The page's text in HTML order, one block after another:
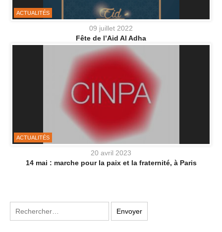
ACTUALITÉS
09 juillet 2022
Fête de l’Aid Al Adha
ACTUALITÉS
20 avril 2023
14 mai : marche pour la paix et la fraternité, à Paris